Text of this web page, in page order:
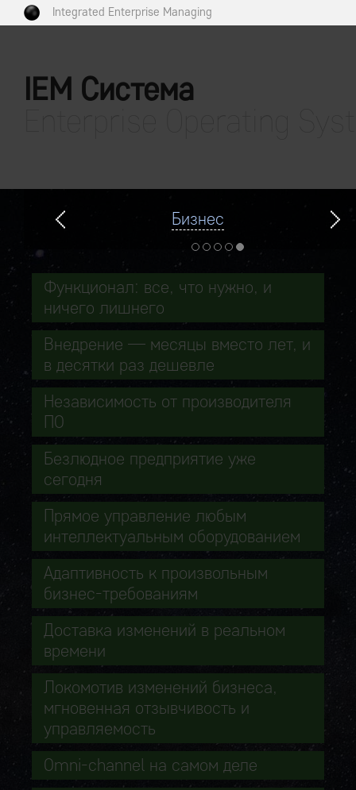
Integrated Enterprise Managing
IEM Система
Бизнес
Функционал: все, что нужно, и
ничего лишнего
Внедрение — месяцы вместо лет, и
в десятки раз дешевле
Независимость от производителя
ПО
Безлюдное предприятие уже
сегодня
Прямое управление любым
интеллектуальным оборудованием
Адаптивность к произвольным
бизнес-требованиям
Доставка изменений в реальном
времени
Локомотив изменений бизнеса,
мгновенная отзывчивость и
управляемость
Omni-channel на самом деле